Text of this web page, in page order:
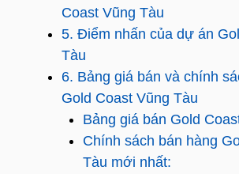
Coast Vũng Tàu
5. Điểm nhấn của dự án
Tàu
6. Bảng giá bán và chính
Gold Coast Vũng Tàu
Bảng giá bán Gold
Chính sách bán hàng
Tàu mới nhất: